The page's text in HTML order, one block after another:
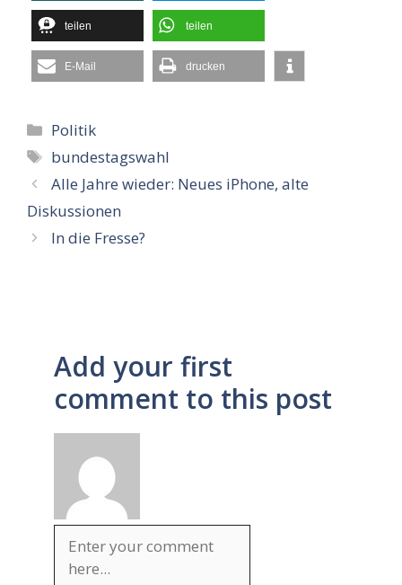
teilen teilen
E-Mail drucken
Kategorien
Politik
Schlagwörter
bundestagswahl
Alle Jahre wieder: Neues iPhone, alte
Diskussionen
In die Fresse?
Add your first
comment to this post